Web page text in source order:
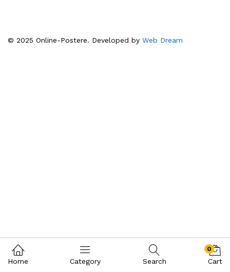
© 2025 Online-Postere. Developed by Web Dream
Home Category Search
0
Cart